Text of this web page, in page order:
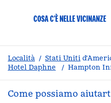
COSA C’È NELLE VICINANZE
Località / Stati Uniti
Hotel Daphne
/ Hampton
Come possiamo